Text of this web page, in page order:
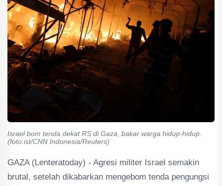
Israel bom tenda dekat RS di Gaza, bakar warga hidup-hidup.
(foto:ist/CNN Indonesia/Reuters)
GAZA (Lenteratoday) - Agresi militer Israel semakin
brutal, setelah dikabarkan mengebom tenda pengungsi